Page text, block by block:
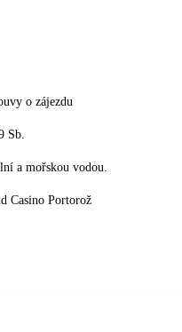
o zájezdu
Sb.
a mořskou vodou.
Casino Portorož